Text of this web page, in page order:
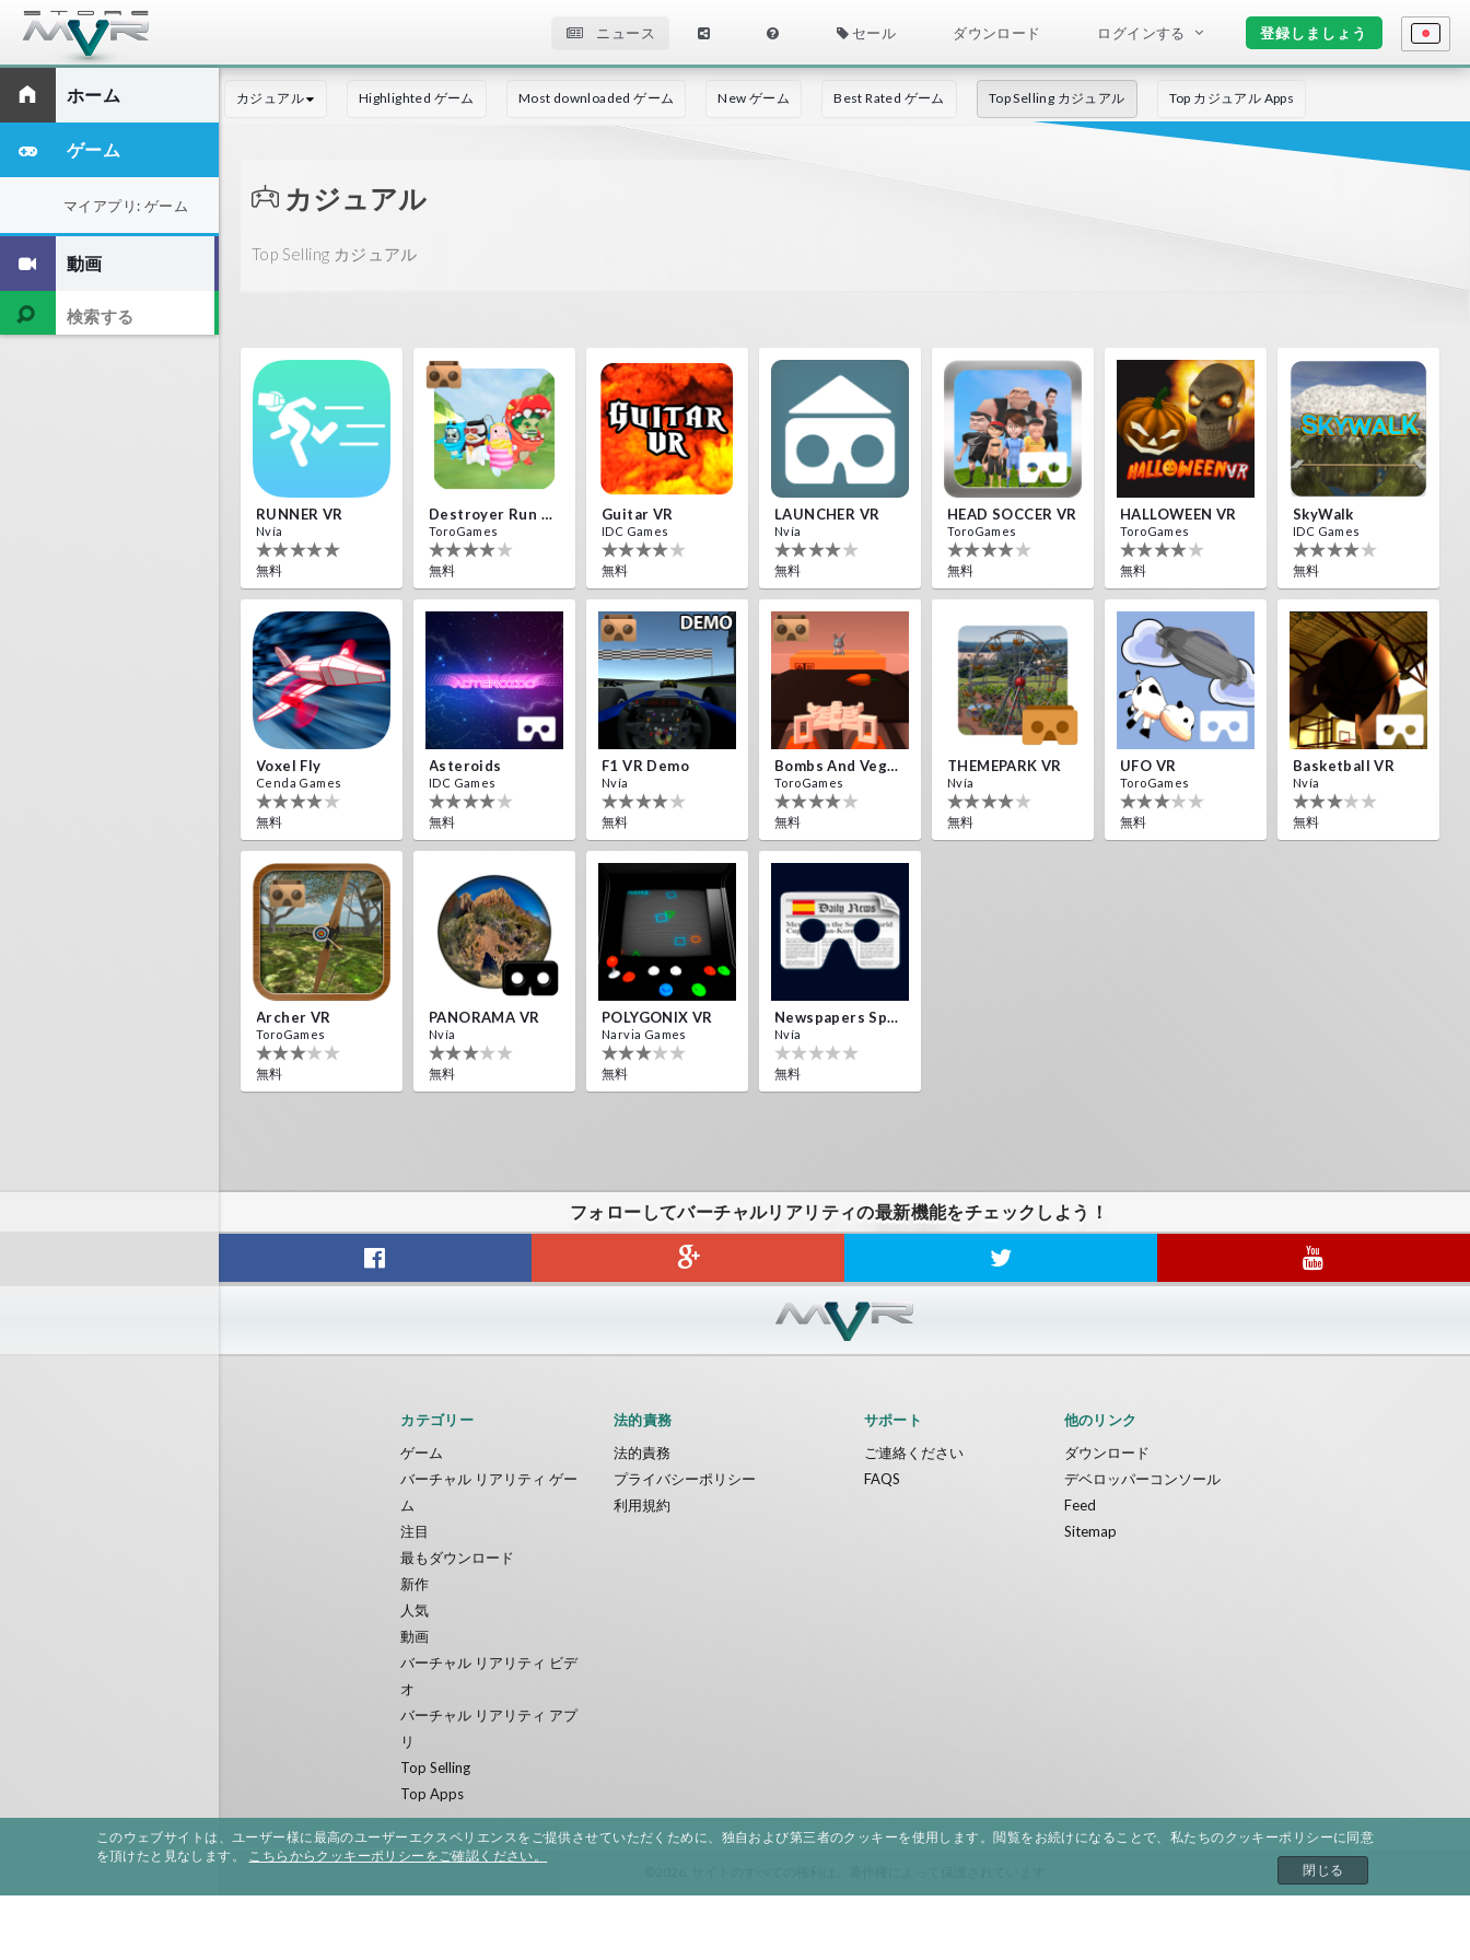
ニュース セール ダウンロード ログインする 登録しましょう
ホーム
ゲーム
マイアプリ: ゲーム
動画
カジュアル Highlighted ゲーム Most downloaded ゲーム New ゲーム Best Rated ゲーム Top Selling カジュアル Top カジュアル Apps
カジュアル
Top Selling カジュアル
RUNNER VR
Nvía
無料
Destroyer Run VR
ToroGames
無料
Guitar VR
IDC Games
無料
LAUNCHER VR
Nvía
無料
HEAD SOCCER VR
ToroGames
無料
HALLOWEEN VR
ToroGames
無料
SkyWalk
IDC Games
無料
Voxel Fly
Cenda Games
無料
Asteroids
IDC Games
無料
F1 VR Demo
Nvía
無料
Bombs And Veggies
ToroGames
無料
THEMEPARK VR
Nvía
無料
UFO VR
ToroGames
無料
Basketball VR
Nvía
無料
Archer VR
ToroGames
無料
PANORAMA VR
Nvía
無料
POLYGONIX VR
Narvia Games
無料
Newspapers Spain VR
Nvía
無料
フォローしてバーチャルリアリティの最新機能をチェックしよう！
カテゴリー
ゲーム
バーチャル リアリティ ゲー
ム
注目
最もダウンロード
新作
人気
動画
バーチャル リアリティ ビデ
オ
バーチャル リアリティ アプ
リ
Top Selling
Top Apps
法的責務
法的責務
プライバシーポリシー
利用規約
サポート
ご連絡ください
FAQS
他のリンク
ダウンロード
デベロッパーコンソール
Feed
Sitemap
このウェブサイトは、ユーザー様に最高のユーザーエクスペリエンスをご提供させていただくために、独自および第三者のクッキーを使用します。閲覧をお続けになることで、私たちのクッキーポリシーに同意
を頂けたと見なします。 こちらからクッキーポリシーをご確認ください。
閉じる